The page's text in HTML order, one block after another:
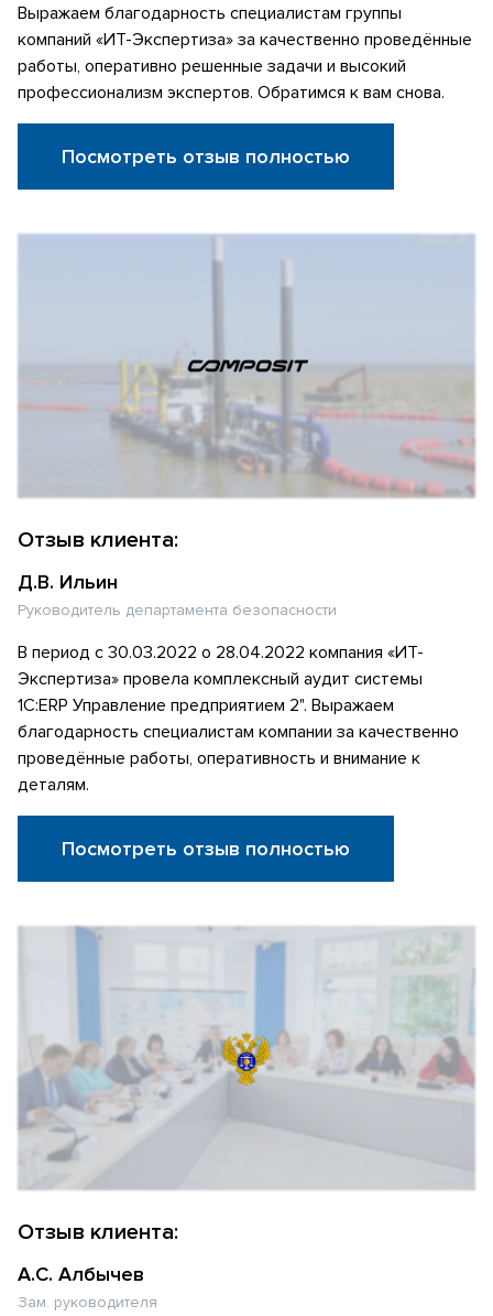
Выражаем благодарность специалистам группы
компаний «ИТ-Экспертиза» за качественно проведённые
работы, оперативно решенные задачи и высокий
профессионализм экспертов. Обратимся к вам снова.
Посмотреть отзыв полностью
Отзыв клиента:
Д.В. Ильин
Руководитель департамента безопасности
В период с 30.03.2022 о 28.04.2022 компания «ИТ-
Экспертиза» провела комплексный аудит системы
1С:ERP Управление предприятием 2". Выражаем
благодарность специалистам компании за качественно
проведённые работы, оперативность и внимание к
деталям.
Посмотреть отзыв полностью
Отзыв клиента:
А.С. Албычев
Зам. руководителя